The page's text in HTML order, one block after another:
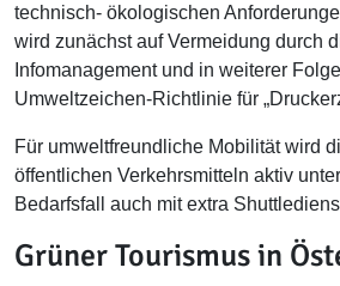
technisch- ökologischen
wird zunächst auf Vermeidung durch
Infomanagement und in weiterer
Umweltzeichen-Richtlinie für
Für umweltfreundliche Mobilität wird
öffentlichen Verkehrsmitteln aktiv
Bedarfsfall auch mit extra
Grüner Tourismus in